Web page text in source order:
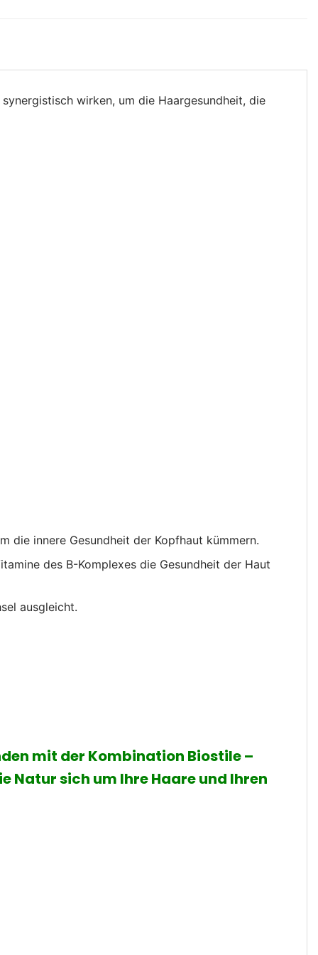
wirken, um die Haargesundheit, die
die innere Gesundheit der Kopfhaut kümmern.
des B-Komplexes die Gesundheit der Haut
ausgleicht.
mit der Kombination Biostile –
Natur sich um Ihre Haare und Ihren